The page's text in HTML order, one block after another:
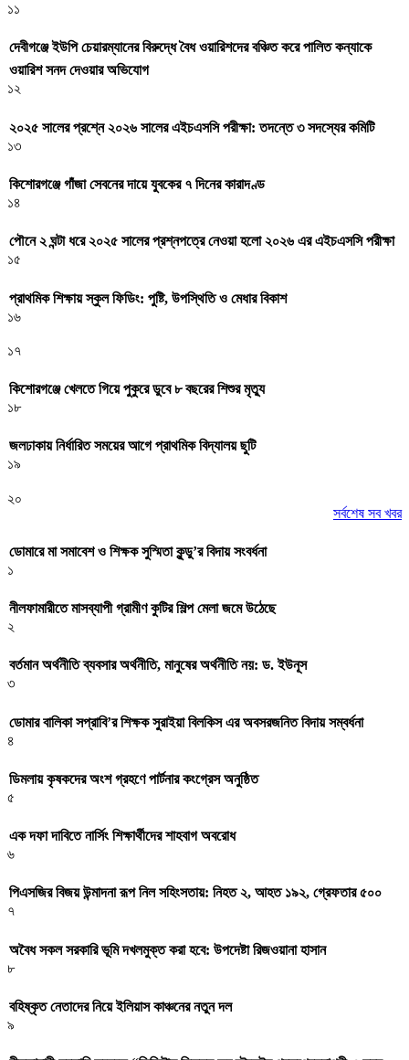
১১
দেবীগঞ্জে ইউপি চেয়ারম্যানের বিরুদ্ধে বৈধ ওয়ারিশদের বঞ্চিত করে পালিত কন্যাকে
ওয়ারিশ সনদ দেওয়ার অভিযোগ
১২
২০২৫ সালের প্রশ্নে ২০২৬ সালের এইচএসসি পরীক্ষা: তদন্তে ৩ সদস্যের কমিটি
১৩
কিশোরগঞ্জে গাঁজা সেবনের দায়ে যুবকের ৭ দিনের কারাদণ্ড
১৪
পৌনে ২ ঘন্টা ধরে ২০২৫ সালের প্রশ্নপত্রে নেওয়া হলো ২০২৬ এর এইচএসসি পরীক্ষা
১৫
প্রাথমিক শিক্ষায় স্কুল ফিডিং: পুষ্টি, উপস্থিতি ও মেধার বিকাশ
১৬
১৭
কিশোরগঞ্জে খেলতে গিয়ে পুকুরে ডুবে ৮ বছরের শিশুর মৃত্যু
১৮
জলঢাকায় নির্ধারিত সময়ের আগে প্রাথমিক বিদ্যালয় ছুটি
১৯
২০
সর্বশেষ সব খবর
ডোমারে মা সমাবেশ ও শিক্ষক সুস্মিতা কুন্ডু’র বিদায় সংবর্ধনা
১
নীলফামারীতে মাসব্যাপী গ্রামীণ কুটির শিল্প মেলা জমে উঠেছে
২
বর্তমান অর্থনীতি ব্যবসার অর্থনীতি, মানুষের অর্থনীতি নয়: ড. ইউনূস
৩
ডোমার বালিকা সপ্রাবি’র শিক্ষক সুরাইয়া বিলকিস এর অবসরজনিত বিদায় সম্বর্ধনা
৪
ডিমলায় কৃষকদের অংশ গ্রহণে পার্টনার কংগ্রেস অনুষ্ঠিত
৫
এক দফা দাবিতে নার্সিং শিক্ষার্থীদের শাহবাগ অবরোধ
৬
পিএসজির বিজয় উন্মাদনা রূপ নিল সহিংসতায়: নিহত ২, আহত ১৯২, গ্রেফতার ৫০০
৭
অবৈধ সকল সরকারি ভূমি দখলমুক্ত করা হবে: উপদেষ্টা রিজওয়ানা হাসান
৮
বহিষ্কৃত নেতাদের নিয়ে ইলিয়াস কাঞ্চনের নতুন দল
৯